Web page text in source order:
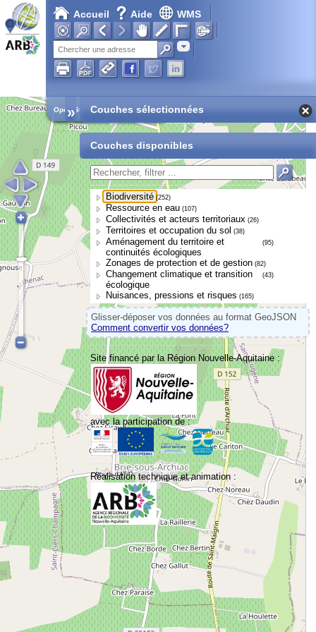
Accueil Aide WMS
Adresse
Open Street Map
» Couches sélectionnées
Couches disponibles
Biodiversité (252)
Ressource en eau (107)
Collectivités et acteurs territoriaux (26)
Territoires et occupation du sol (38)
Aménagement du territoire et
continuités écologiques
(95)
Zonages de protection et de gestion (82)
Changement climatique et transition
écologique
(43)
Nuisances, pressions et risques (165)
Glisser-déposer vos données au format GeoJSON
Comment convertir vos données?
Site financé par la Région Nouvelle-Aquitaine :
avec la participation de :
Réalisation technique et animation :